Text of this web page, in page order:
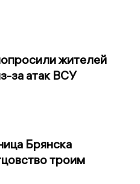
жителей
за атак ВСУ
Брянска
троим